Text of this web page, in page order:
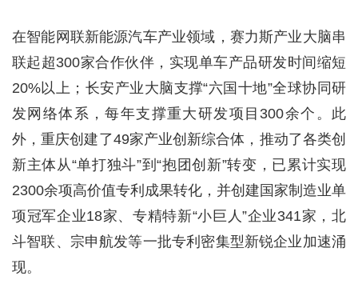
在智能网联新能源汽车产业领域，赛力斯产业大脑串
联起超300家合作伙伴，实现单车产品研发时间缩短
20%以上；长安产业大脑支撑“六国十地”全球协同研
发网络体系，每年支撑重大研发项目300余个。此
外，重庆创建了49家产业创新综合体，推动了各类创
新主体从“单打独斗”到“抱团创新”转变，已累计实现
2300余项高价值专利成果转化，并创建国家制造业单
项冠军企业18家、专精特新“小巨人”企业341家，北
斗智联、宗申航发等一批专利密集型新锐企业加速涌
现。